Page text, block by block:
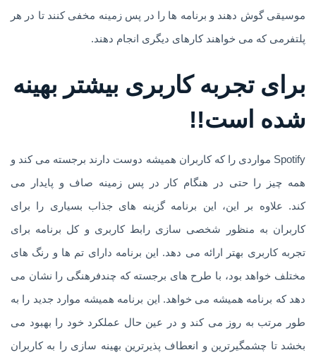
موسیقی گوش دهند و برنامه ها را در پس زمینه مخفی کنند تا در هر
پلتفرمی که می خواهند کارهای دیگری انجام دهند.
برای تجربه کاربری بیشتر بهینه
شده است!!
Spotify مواردی را که کاربران همیشه دوست دارند برجسته می کند و
همه چیز را حتی در هنگام کار در پس زمینه صاف و پایدار می
کند. علاوه بر این، این برنامه گزینه های جذاب بسیاری را برای
کاربران به منظور شخصی سازی رابط کاربری و کل برنامه برای
تجربه کاربری بهتر ارائه می دهد. این برنامه دارای تم ها و رنگ های
مختلف خواهد بود، با طرح های برجسته که چندفرهنگی را نشان می
دهد که برنامه همیشه می خواهد. این برنامه همیشه موارد جدید را به
طور مرتب به روز می کند و در عین حال عملکرد خود را بهبود می
بخشد تا چشمگیرترین و انعطاف پذیرترین بهینه سازی را به کاربران